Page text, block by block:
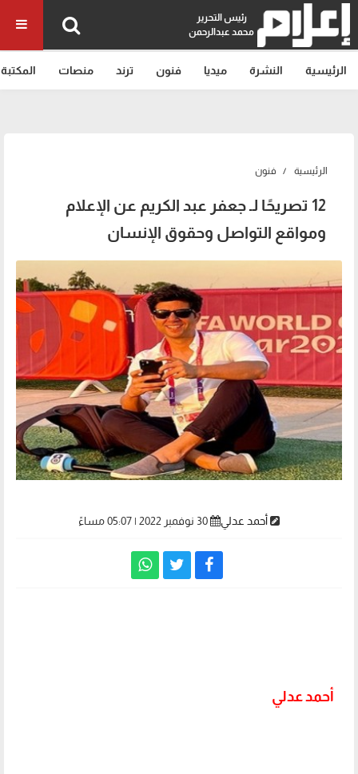
رئيس التحرير
محمد عبدالرحمن
الرئيسية النشرة ميديا فنون ترند منصات المكتبة
الرئيسية فنون
12 تصريحًا لـ جعفر عبد الكريم عن الإعلام
ومواقع التواصل وحقوق الإنسان
أحمد عدلي
أحمد عدلي